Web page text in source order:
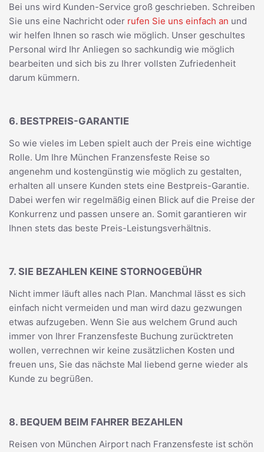
Bei uns wird Kunden-Service groß geschrieben. Schreiben
Sie uns eine Nachricht oder rufen Sie uns einfach an und
wir helfen Ihnen so rasch wie möglich. Unser geschultes
Personal wird Ihr Anliegen so sachkundig wie möglich
bearbeiten und sich bis zu Ihrer vollsten Zufriedenheit
darum kümmern.
6. BESTPREIS-GARANTIE
So wie vieles im Leben spielt auch der Preis eine wichtige
Rolle. Um Ihre München Franzensfeste Reise so
angenehm und kostengünstig wie möglich zu gestalten,
erhalten all unsere Kunden stets eine Bestpreis-Garantie.
Dabei werfen wir regelmäßig einen Blick auf die Preise der
Konkurrenz und passen unsere an. Somit garantieren wir
Ihnen stets das beste Preis-Leistungsverhältnis.
7. SIE BEZAHLEN KEINE STORNOGEBÜHR
Nicht immer läuft alles nach Plan. Manchmal lässt es sich
einfach nicht vermeiden und man wird dazu gezwungen
etwas aufzugeben. Wenn Sie aus welchem Grund auch
immer von Ihrer Franzensfeste Buchung zurücktreten
wollen, verrechnen wir keine zusätzlichen Kosten und
freuen uns, Sie das nächste Mal liebend gerne wieder als
Kunde zu begrüßen.
8. BEQUEM BEIM FAHRER BEZAHLEN
Reisen von München Airport nach Franzensfeste ist schön